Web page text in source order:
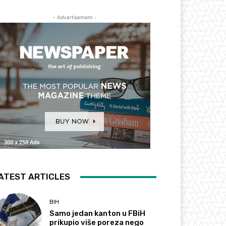
- Advertisement -
ARTICLES
BIH
Samo jedan kanton u FBiH
prikupio više poreza nego